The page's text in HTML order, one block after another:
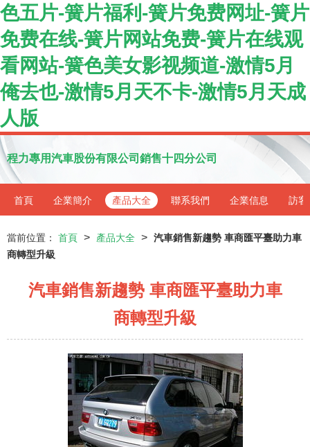
色五片-簧片福利-簧片免费网址-簧片
免费在线-簧片网站免费-簧片在线观
看网站-簧色美女影视频道-激情5月
俺去也-激情5月天不卡-激情5月天成
人版
程力專用汽車股份有限公司銷售十四分公司
首頁 企業簡介 產品大全 聯系我們 企業信息 訪客
當前位置： 首頁 > 產品大全 > 汽車銷售新趨勢 車商匯平臺助力車
商轉型升級
汽車銷售新趨勢 車商匯平臺助力車
商轉型升級